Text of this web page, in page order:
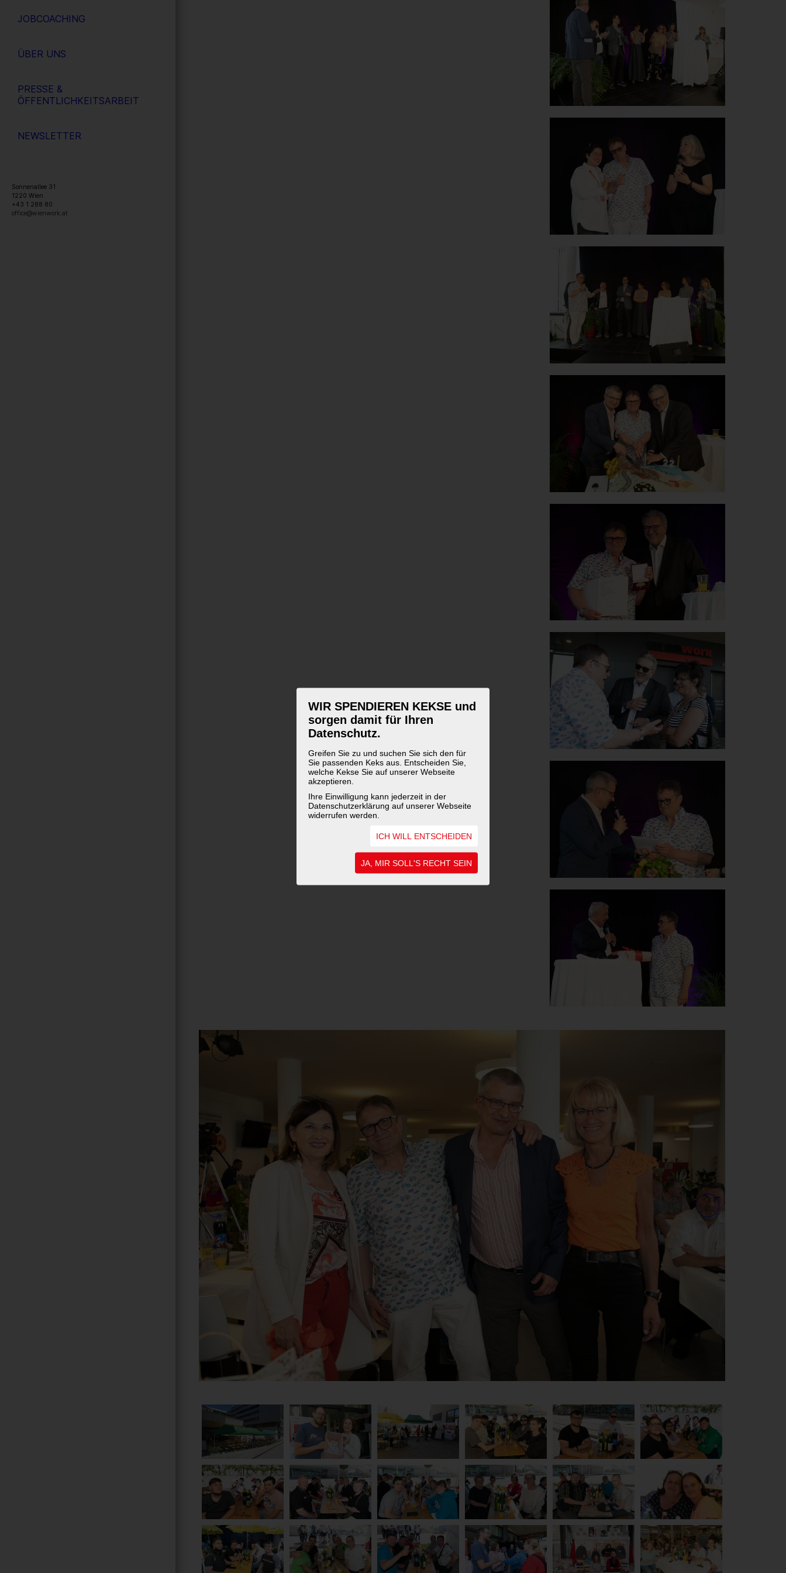
WIR SPENDIEREN KEKSE und
sorgen damit für Ihren
Datenschutz.
Greifen Sie zu und suchen Sie sich den für
Sie passenden Keks aus. Entscheiden Sie,
welche Kekse Sie auf unserer Webseite
akzeptieren.
Ihre Einwilligung kann jederzeit in der
Datenschutzerklärung auf unserer Webseite
widerrufen werden.
ICH WILL ENTSCHEIDEN
JA, MIR SOLL'S RECHT SEIN
JOBCOACHING
ÜBER UNS
PRESSE &
ÖFFENTLICHKEITSARBEIT
NEWSLETTER
Sonnenallee 31
1220 Wien
+43 1 288 80
office@wienwork.at
/ 264